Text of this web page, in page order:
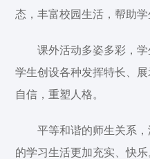
态，丰富校园生活，帮助学
课外活动多姿多彩，
学生创设各种发挥特长、
自信，重塑人格。
平等和谐的师生关系
的学习生活更加充实、快乐